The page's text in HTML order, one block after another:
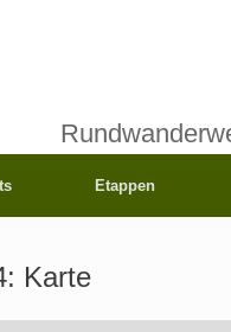
Etappen
Karte